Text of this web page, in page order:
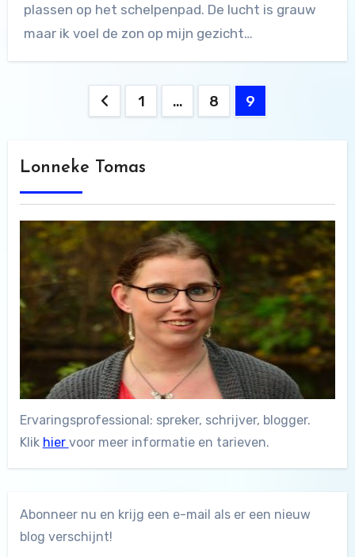
plassen op het schelpenpad. De lucht is grauw
maar ik voel de zon op mijn gezicht…
Berichten
1 … 8 9
Lonneke Tomas
Ervaringsprofessional: spreker, schrijver, blogger.
Klik hier voor meer informatie en tarieven.
Abonneer nu en krijg een e-mail als er een nieuw
blog verschijnt!